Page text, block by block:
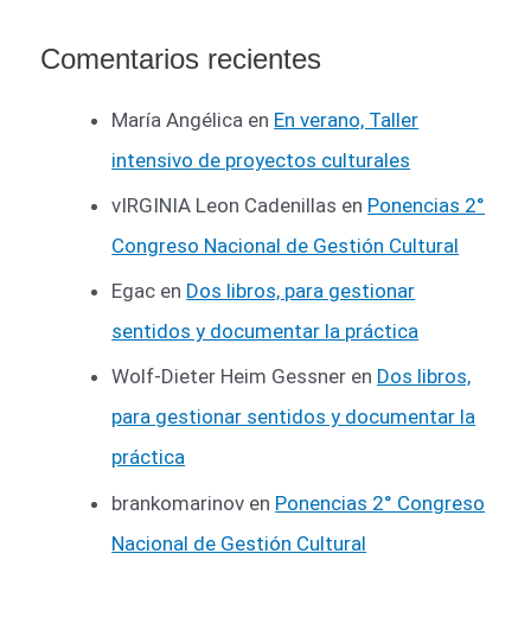
Comentarios recientes
María Angélica en En verano, Taller
intensivo de proyectos culturales
vIRGINIA Leon Cadenillas en Ponencias 2°
Congreso Nacional de Gestión Cultural
Egac en Dos libros, para gestionar
sentidos y documentar la práctica
Wolf-Dieter Heim Gessner en Dos libros,
para gestionar sentidos y documentar la
práctica
brankomarinov en Ponencias 2° Congreso
Nacional de Gestión Cultural